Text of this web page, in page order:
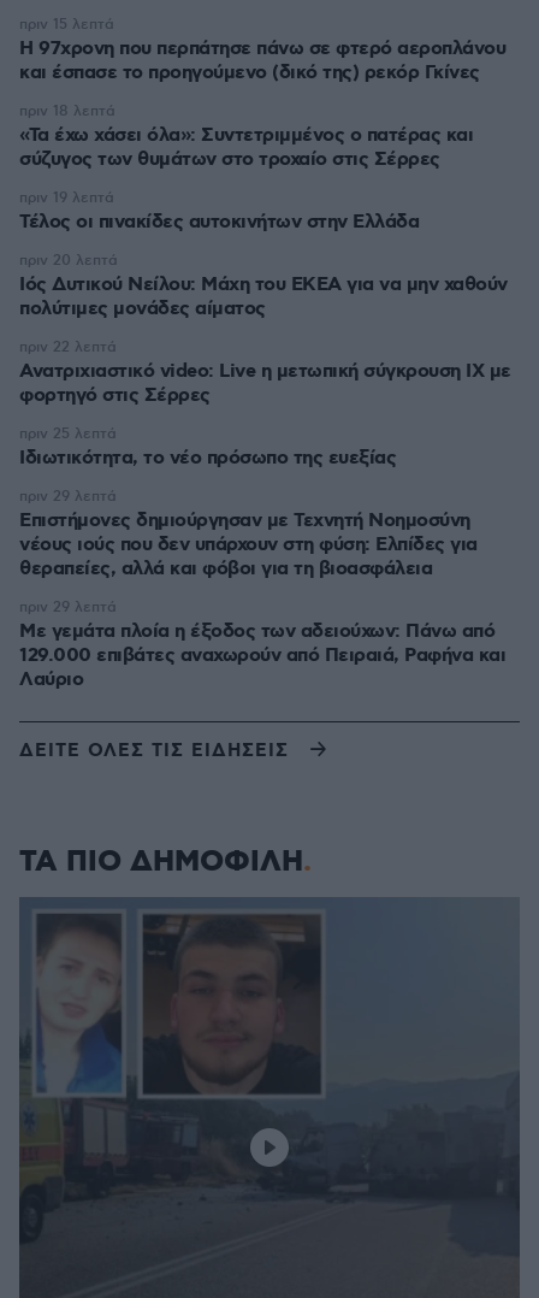
Η 97χρονη που περπάτησε πάνω σε φτερό αεροπλάνου
και έσπασε το προηγούμενο (δικό της) ρεκόρ Γκίνες
πριν 15 λεπτά
«Τα έχω χάσει όλα»: Συντετριμμένος ο πατέρας και
σύζυγος των θυμάτων στο τροχαίο στις Σέρρες
πριν 18 λεπτά
Τέλος οι πινακίδες αυτοκινήτων στην Ελλάδα
πριν 19 λεπτά
Ιός Δυτικού Νείλου: Μάχη του ΕΚΕΑ για να μην χαθούν
πολύτιμες μονάδες αίματος
πριν 20 λεπτά
Ανατριχιαστικό video: Live η μετωπική σύγκρουση ΙΧ με
φορτηγό στις Σέρρες
πριν 22 λεπτά
Ιδιωτικότητα, το νέο πρόσωπο της ευεξίας
πριν 25 λεπτά
Επιστήμονες δημιούργησαν με Τεχνητή Νοημοσύνη
νέους ιούς που δεν υπάρχουν στη φύση: Ελπίδες για
θεραπείες, αλλά και φόβοι για τη βιοασφάλεια
πριν 29 λεπτά
Με γεμάτα πλοία η έξοδος των αδειούχων: Πάνω από
129.000 επιβάτες αναχωρούν από Πειραιά, Ραφήνα και
Λαύριο
πριν 29 λεπτά
ΔΕΙΤΕ ΟΛΕΣ ΤΙΣ ΕΙΔΗΣΕΙΣ
ΤΑ ΠΙΟ ΔΗΜΟΦΙΛΗ